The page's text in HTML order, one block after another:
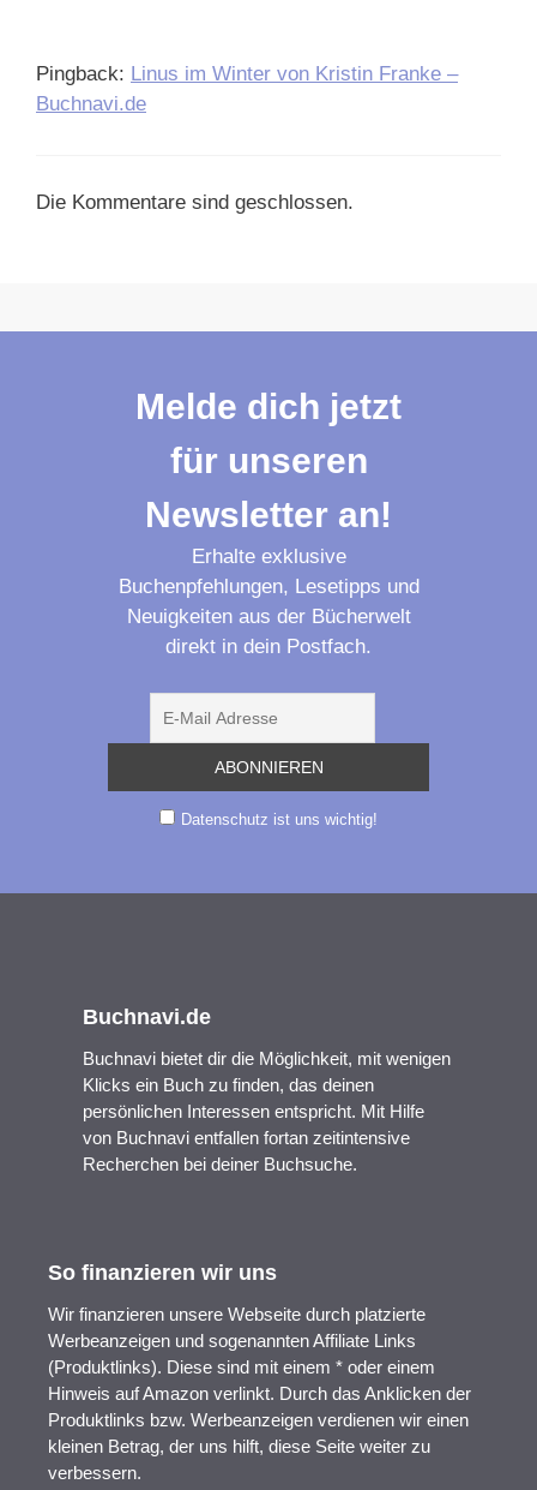
Pingback: Linus im Winter von Kristin Franke –
Buchnavi.de
Die Kommentare sind geschlossen.
Melde dich jetzt
für unseren
Newsletter an!
Erhalte exklusive
Buchenpfehlungen, Lesetipps und
Neuigkeiten aus der Bücherwelt
direkt in dein Postfach.
Datenschutz ist uns wichtig!
Buchnavi.de
Buchnavi bietet dir die Möglichkeit, mit wenigen
Klicks ein Buch zu finden, das deinen
persönlichen Interessen entspricht. Mit Hilfe
von Buchnavi entfallen fortan zeitintensive
Recherchen bei deiner Buchsuche.
So finanzieren wir uns
Wir finanzieren unsere Webseite durch platzierte
Werbeanzeigen und sogenannten Affiliate Links
(Produktlinks). Diese sind mit einem * oder einem
Hinweis auf Amazon verlinkt. Durch das Anklicken der
Produktlinks bzw. Werbeanzeigen verdienen wir einen
kleinen Betrag, der uns hilft, diese Seite weiter zu
verbessern.